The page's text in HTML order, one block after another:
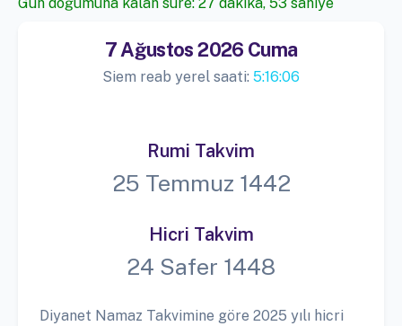
7 Ağustos 2026 Cuma
Siem reab yerel saati: 5:16:07
Rumi Takvim
25 Temmuz 1442
Hicri Takvim
24 Safer 1448
Diyanet Namaz Takvimine göre 2025 yılı hicri